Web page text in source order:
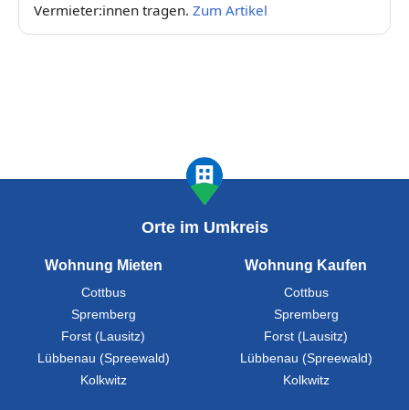
Vermieter:innen tragen. Zum Artikel
Orte im Umkreis
Wohnung Mieten
Cottbus
Spremberg
Forst (Lausitz)
Lübbenau (Spreewald)
Kolkwitz
Wohnung Kaufen
Cottbus
Spremberg
Forst (Lausitz)
Lübbenau (Spreewald)
Kolkwitz